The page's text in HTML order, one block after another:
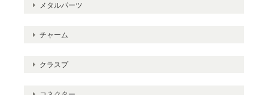
メタルパーツ
チャーム
クラスプ